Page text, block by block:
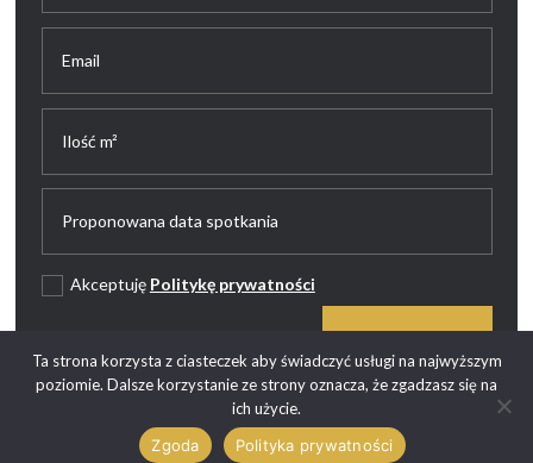
Akceptuję Politykę prywatności
Ta strona korzysta z ciasteczek aby świadczyć usługi na najwyższym
poziomie. Dalsze korzystanie ze strony oznacza, że zgadzasz się na
ich użycie.
Zgoda
Polityka prywatności